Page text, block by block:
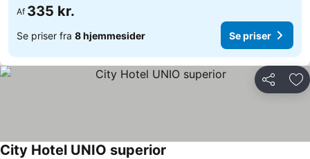
Af 335 kr.
Se priser fra 8 hjemmesider Se priser
Del
City Hotel UNIO superior